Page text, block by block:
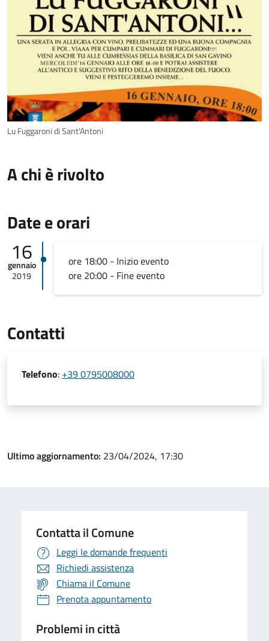
Lu Fuggaroni di Sant'Antoni
A chi è rivolto
Date e orari
16
gennaio
2019
ore 18:00 - Inizio evento
ore 20:00 - Fine evento
Contatti
Telefono: +39 0795008000
Ultimo aggiornamento: 23/04/2024, 17:30
Contatta il Comune
Leggi le domande frequenti
Richiedi assistenza
Chiama il Comune
Prenota appuntamento
Problemi in città